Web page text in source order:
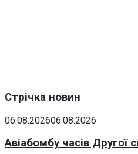
Стрічка новин
06.08.202606.08.2026
Авіабомбу часів Другої